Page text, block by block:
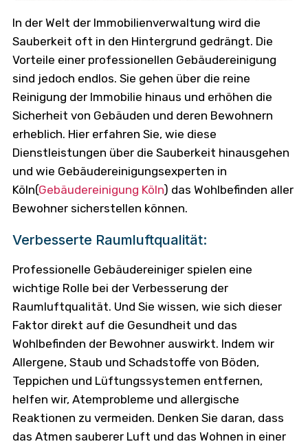
In der Welt der Immobilienverwaltung wird die
Sauberkeit oft in den Hintergrund gedrängt. Die
Vorteile einer professionellen Gebäudereinigung
sind jedoch endlos. Sie gehen über die reine
Reinigung der Immobilie hinaus und erhöhen die
Sicherheit von Gebäuden und deren Bewohnern
erheblich. Hier erfahren Sie, wie diese
Dienstleistungen über die Sauberkeit hinausgehen
und wie Gebäudereinigungsexperten in
Köln(Gebäudereinigung Köln) das Wohlbefinden aller
Bewohner sicherstellen können.
Verbesserte Raumluftqualität:
Professionelle Gebäudereiniger spielen eine
wichtige Rolle bei der Verbesserung der
Raumluftqualität. Und Sie wissen, wie sich dieser
Faktor direkt auf die Gesundheit und das
Wohlbefinden der Bewohner auswirkt. Indem wir
Allergene, Staub und Schadstoffe von Böden,
Teppichen und Lüftungssystemen entfernen,
helfen wir, Atemprobleme und allergische
Reaktionen zu vermeiden. Denken Sie daran, dass
das Atmen sauberer Luft und das Wohnen in einer